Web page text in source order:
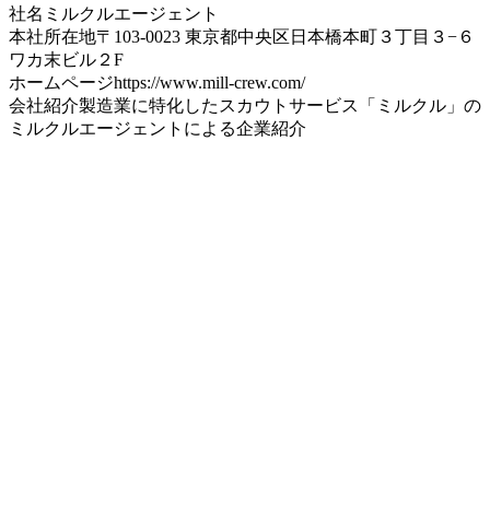
社名 ミルクルエージェント
本社所在地〒103-0023 東京都中央区日本橋本町３丁目３−６
ワカ末ビル２F
ホームページhttps://www.mill-crew.com/
会社紹介製造業に特化したスカウトサービス「ミルクル」の
ミルクルエージェントによる企業紹介